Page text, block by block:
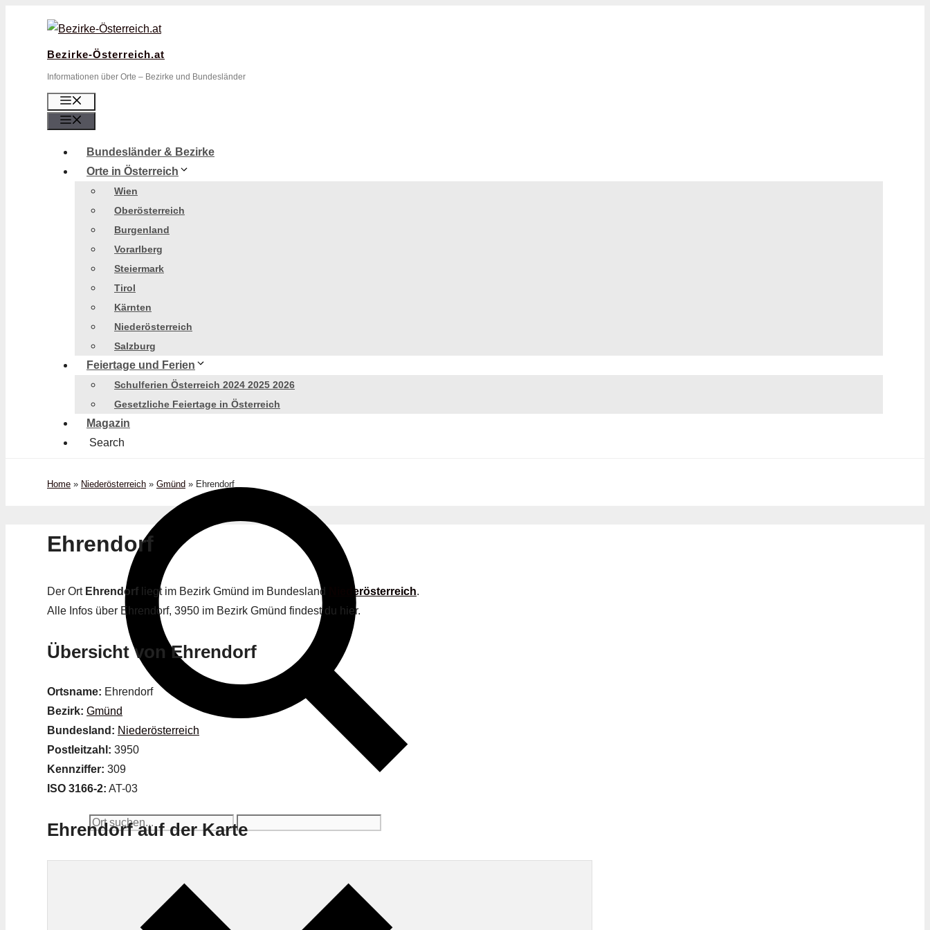
Bezirke-Österreich.at
Informationen über Orte – Bezirke und Bundesländer
Bundesländer & Bezirke
Orte in Österreich
Wien
Oberösterreich
Burgenland
Vorarlberg
Steiermark
Tirol
Kärnten
Niederösterreich
Salzburg
Feiertage und Ferien
Schulferien Österreich 2024 2025 2026
Gesetzliche Feiertage in Österreich
Magazin
Search
Home » Niederösterreich » Gmünd » Ehrendorf
Ehrendorf
Der Ort Ehrendorf liegt im Bezirk Gmünd im Bundesland Niederösterreich.
Alle Infos über Ehrendorf, 3950 im Bezirk Gmünd findest du hier.
Übersicht von Ehrendorf
Ortsname: Ehrendorf
Bezirk: Gmünd
Bundesland: Niederösterreich
Postleitzahl: 3950
Kennziffer: 309
ISO 3166-2: AT-03
Ehrendorf auf der Karte